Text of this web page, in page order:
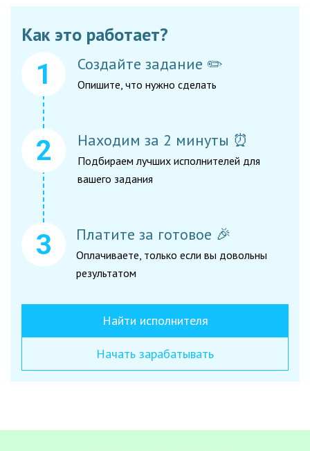
Как это работает?
Создайте задание ✏️
Опишите, что нужно сделать
Находим за 2 минуты ⏰
Подбираем лучших исполнителей для
вашего задания
Платите за готовое 🎉
Оплачиваете, только если вы довольны
результатом
Найти исполнителя
Начать зарабатывать